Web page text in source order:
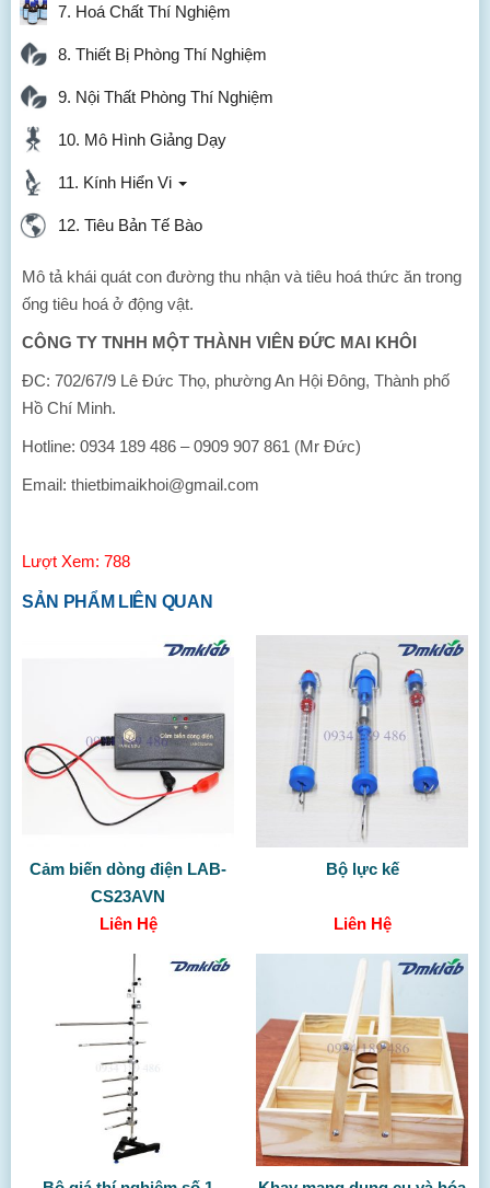
7. Hoá Chất Thí Nghiệm
8. Thiết Bị Phòng Thí Nghiệm
9. Nội Thất Phòng Thí Nghiệm
10. Mô Hình Giảng Dạy
11. Kính Hiển Vi
12. Tiêu Bản Tế Bào
Mô tả khái quát con đường thu nhận và tiêu hoá thức ăn trong
ống tiêu hoá ở động vật.
CÔNG TY TNHH MỘT THÀNH VIÊN ĐỨC MAI KHÔI
ĐC: 702/67/9 Lê Đức Thọ, phường An Hội Đông, Thành phố
Hồ Chí Minh.
Hotline: 0934 189 486 – 0909 907 861 (Mr Đức)
Email: thietbimaikhoi@gmail.com
Lượt Xem: 788
SẢN PHẨM LIÊN QUAN
Cảm biến dòng điện LAB-
CS23AVN
Liên Hệ
Bộ lực kế
Liên Hệ